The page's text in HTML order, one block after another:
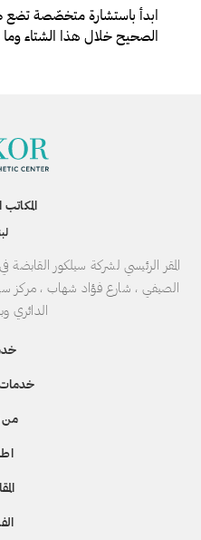
ابدأ باستشارة متخصّصة تضع
الصحيح خلال هذا الشتاء
الصيفي ، شارع فؤاد شهاب ، مركز
الدائري
من